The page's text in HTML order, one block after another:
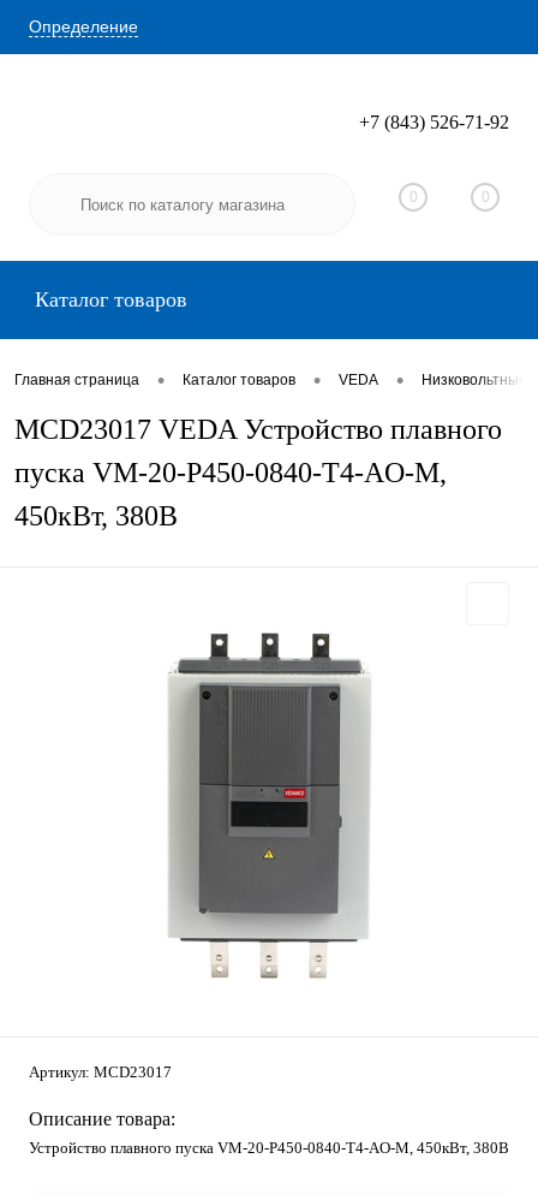
Определение
Вход Регистрация
+7 (843) 526-71-92
0 0
Каталог товаров
Главная страница • Каталог товаров • VEDA •
MCD23017 VEDA Устройство плавного
пуска VM-20-P450-0840-T4-AO-M,
450кВт, 380В
Артикул: MCD23017
Описание товара:
Устройство плавного пуска VM-20-P450-0840-T4-AO-M, 450кВт, 380В